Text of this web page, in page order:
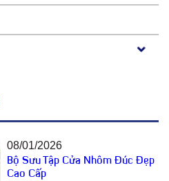
08/01/2026
Bộ Sưu Tập Cửa Nhôm Đúc Đẹp
Cao Cấp